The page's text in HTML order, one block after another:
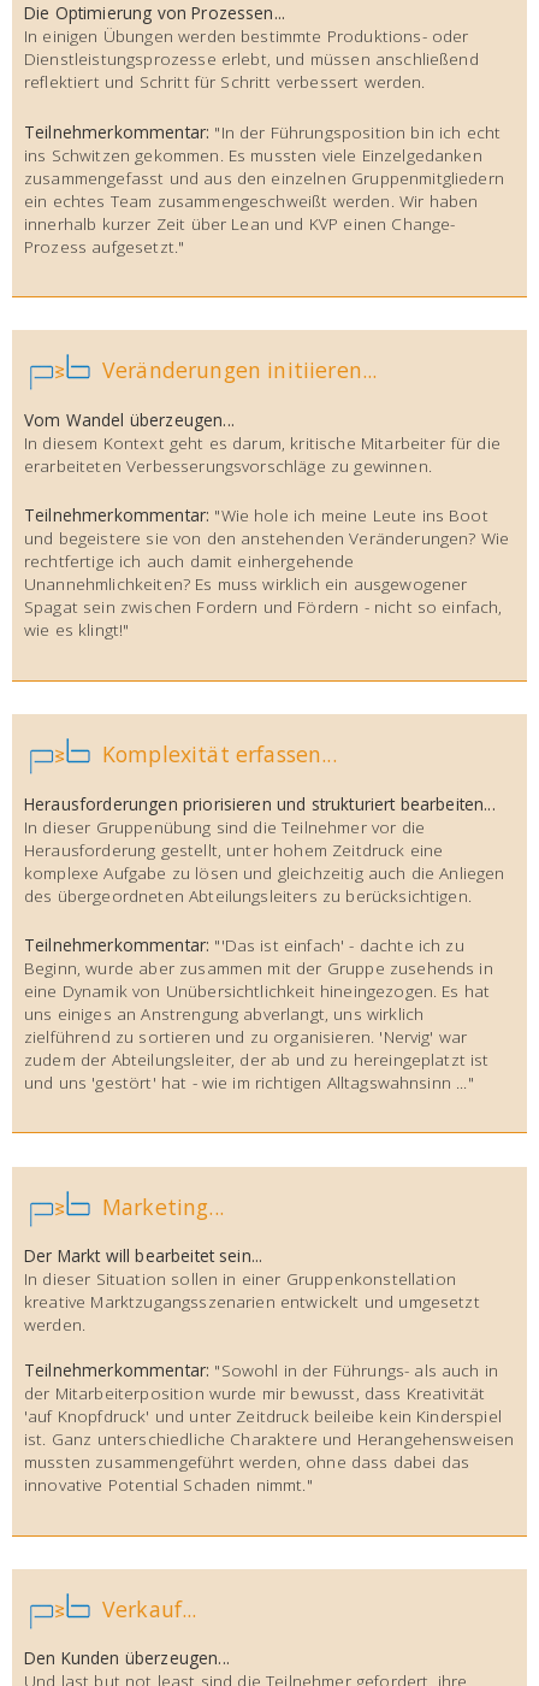
Die Optimierung von Prozessen...
In einigen Übungen werden bestimmte Produktions- oder
Dienstleistungsprozesse erlebt, und müssen anschließend
reflektiert und Schritt für Schritt verbessert werden.
Teilnehmerkommentar: "In der Führungsposition bin ich echt
ins Schwitzen gekommen. Es mussten viele Einzelgedanken
zusammengefasst und aus den einzelnen Gruppenmitgliedern
ein echtes Team zusammengeschweißt werden. Wir haben
innerhalb kurzer Zeit über Lean und KVP einen Change-
Prozess aufgesetzt."
Veränderungen initiieren...
Vom Wandel überzeugen...
In diesem Kontext geht es darum, kritische Mitarbeiter für die
erarbeiteten Verbesserungsvorschläge zu gewinnen.
Teilnehmerkommentar: "Wie hole ich meine Leute ins Boot
und begeistere sie von den anstehenden Veränderungen? Wie
rechtfertige ich auch damit einhergehende
Unannehmlichkeiten? Es muss wirklich ein ausgewogener
Spagat sein zwischen Fordern und Fördern - nicht so einfach,
wie es klingt!"
Komplexität erfassen...
Herausforderungen priorisieren und strukturiert bearbeiten...
In dieser Gruppenübung sind die Teilnehmer vor die
Herausforderung gestellt, unter hohem Zeitdruck eine
komplexe Aufgabe zu lösen und gleichzeitig auch die Anliegen
des übergeordneten Abteilungsleiters zu berücksichtigen.
Teilnehmerkommentar: "'Das ist einfach' - dachte ich zu
Beginn, wurde aber zusammen mit der Gruppe zusehends in
eine Dynamik von Unübersichtlichkeit hineingezogen. Es hat
uns einiges an Anstrengung abverlangt, uns wirklich
zielführend zu sortieren und zu organisieren. 'Nervig' war
zudem der Abteilungsleiter, der ab und zu hereingeplatzt ist
und uns 'gestört' hat - wie im richtigen Alltagswahnsinn ..."
Marketing...
Der Markt will bearbeitet sein...
In dieser Situation sollen in einer Gruppenkonstellation
kreative Marktzugangsszenarien entwickelt und umgesetzt
werden.
Teilnehmerkommentar: "Sowohl in der Führungs- als auch in
der Mitarbeiterposition wurde mir bewusst, dass Kreativität
'auf Knopfdruck' und unter Zeitdruck beileibe kein Kinderspiel
ist. Ganz unterschiedliche Charaktere und Herangehensweisen
mussten zusammengeführt werden, ohne dass dabei das
innovative Potential Schaden nimmt."
Verkauf...
Den Kunden überzeugen...
Und last but not least sind die Teilnehmer gefordert, ihre